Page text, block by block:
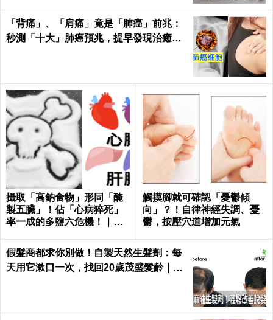
「背痛」、「肩痛」竟是「肺癌」前兆：
秒測「十大」肺癌預兆，提早發現治癒率
攝取「高鈉食物」形同「醃
製五臟」！佔「心病猝死」
率一成的多鹽六危機！｜每
觸摸腳就可確認「憂鬱傾
向」？！自律神經失調、憂
鬱，按壓穴道增加元氣
假髮商都求你別做！自製天然生髮劑：每
天用它漱口一次，找回20歲茂盛髮齡｜每